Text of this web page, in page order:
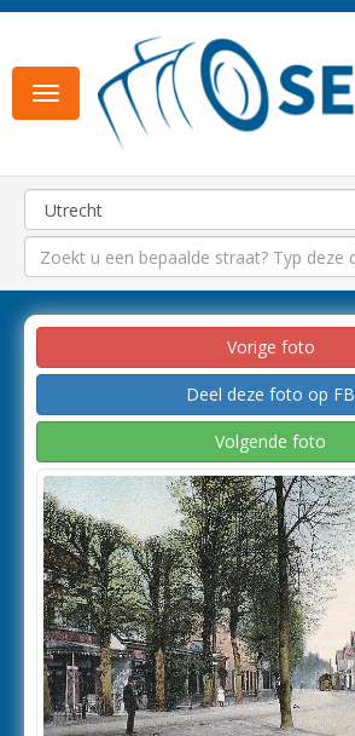
Toggle
navigation
Vorige foto
Deel deze foto op FB
Volgende foto